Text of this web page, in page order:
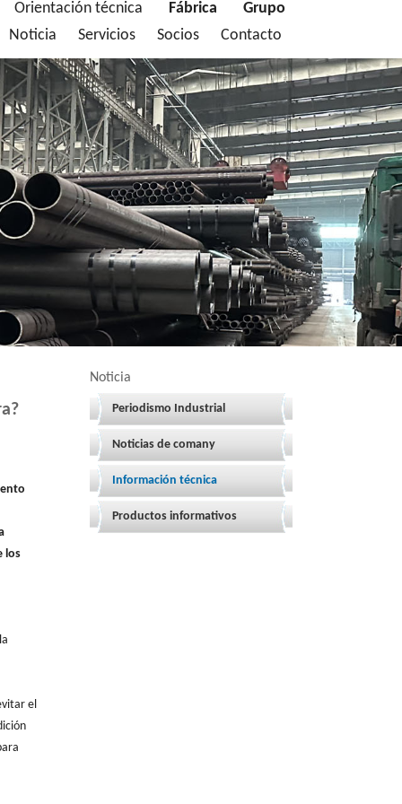
Orientación técnica Fábrica
Grupo
Noticia
Servicios Socios Contacto
Noticia
Periodismo Industrial
Noticias de comany
Información técnica
Productos informativos
los
el